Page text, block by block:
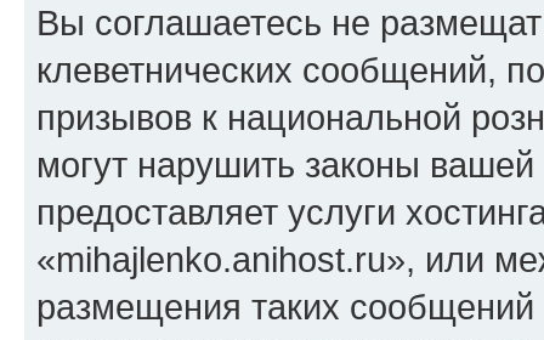
Вы соглашаетесь не
клеветнических сообщений,
призывов к национальной
могут нарушить законы
предоставляет услуги
«mihajlenko.anihost.ru», или
размещения таких